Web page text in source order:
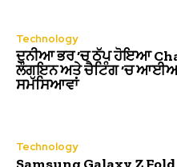
Technology
ਦੁਨੀਆ ਭਰ ‘ਚ ਠੱਪ ਹੋਇਆ
ਲੌਗਇਨ ਅਤੇ ਚੈਟਿੰਗ ‘ਚ
ਸਮੱਸਿਆਵਾਂ
Technology